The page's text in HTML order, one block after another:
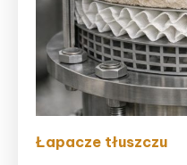
Łapacze tłuszczu